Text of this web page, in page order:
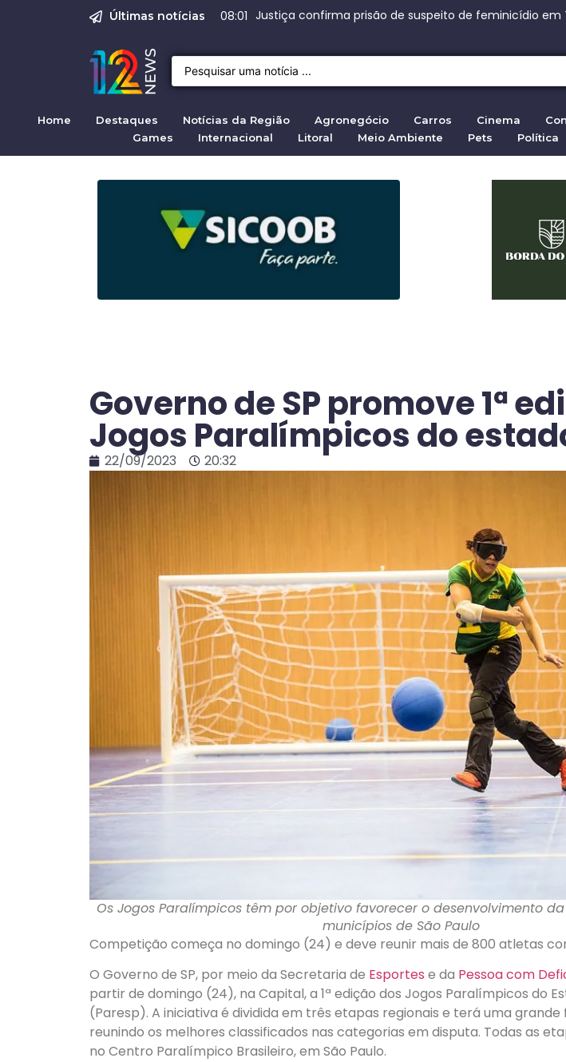
Últimas notícias 08:00 Prisão de suspeito de femin
STF autoriza buscas contra senador Weverton Rocha
O Assassinato de Jesse James Trailer 2 Assista ao
Range Rover Evoque e Discovery Sport voltam a ser
Justiça pela mulher encontrada morta em riacho,
Home Destaques Notícias da Região Agronegócio Carros Cinema
Games
Internacional Litoral Meio Ambiente Pets Política
Governo de SP promove 1ª
Jogos Paralímpicos do
22/09/2023 20:32
Os Jogos Paralímpicos têm por objetivo favorecer o desenvolvimento
municípios de São Paulo
Competição começa no domingo (24) e deve reunir mais de 800 atletas
O Governo de SP, por meio da Secretaria de Esportes e da Pessoa com
partir de domingo (24), na Capital, a 1ª edição dos Jogos Paralímpicos do
(Paresp). A iniciativa é dividida em três etapas regionais e terá uma
reunindo os melhores classificados nas categorias em disputa. Todas as
no Centro Paralímpico Brasileiro, em São Paulo.